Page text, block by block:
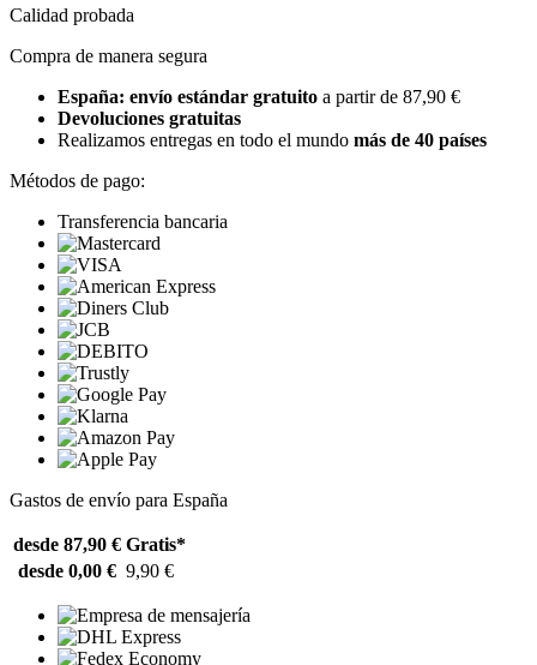
Calidad probada
Compra de manera segura
España: envío estándar gratuito a partir de 87,90 €
Devoluciones gratuitas
Realizamos entregas en todo el mundo más de 40 países
Métodos de pago:
Transferencia bancaria
Gastos de envío para España
desde 87,90 € Gratis*
desde 0,00 € 9,90 €